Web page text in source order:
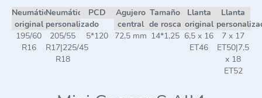
Neumático
original
Neumático
personalizado
PCD
Agujero
central
Tamaño
de rosca
Llanta
original
Llanta
195/60
R16
205/55
R17|225/45
R18
5*120 72,5 mm 14*1,25 6,5 x 16
ET46
7 x 17
ET50|7,5
x 18
ET52